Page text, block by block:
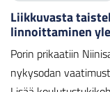
Liikkuvasta
linnoittaminen
Porin prikaatiin
nykysodan